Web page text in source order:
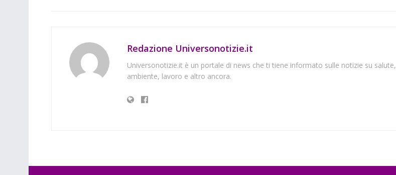
Redazione Universonotizie.it
Universonotizie.it è un portale di news che ti tiene informato sulle notizie su salute,
ambiente, lavoro e altro ancora.